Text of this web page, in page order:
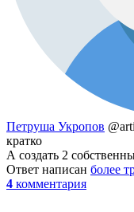
Петруша Укропов
кратко
А создать 2
Ответ написан более
4 комментария